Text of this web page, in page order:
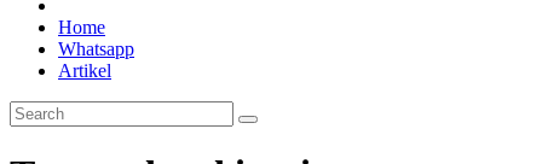
Home
Whatsapp
Artikel